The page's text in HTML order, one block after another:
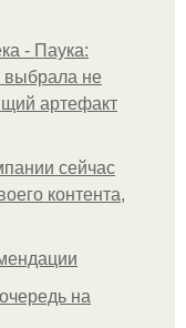
- Паука:
не
артефакт
сейчас
контента,
на